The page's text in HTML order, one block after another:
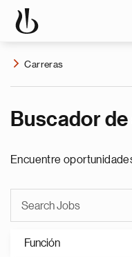
Carreras
Buscador
Encuentre
Función